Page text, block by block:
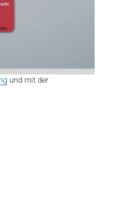
und mit der